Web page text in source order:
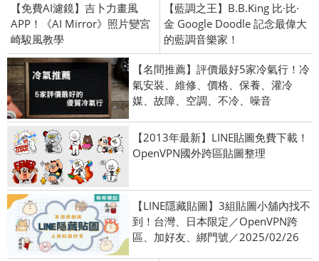
【免費AI濾鏡】吉卜力畫風
APP！《AI Mirror》照片變宮
崎駿風教學
【藍調之王】B.B.King 比·比·
金 Google Doodle 記念最偉大
的藍調音樂家！
【名間推薦】評價最好5家冷氣行！冷
氣安裝、維修、價格、保養、灌冷
媒、故障、空調、不冷、噪音
【2013年最新】LINE貼圖免費下載！
OpenVPN國外跨區貼圖整理
【LINE隱藏貼圖】3組貼圖小舖內找不
到！台灣、日本限定／OpenVPN跨
區、加好友、綁門號／2025/02/26